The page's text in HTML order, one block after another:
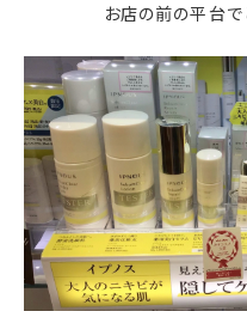
お店の前の平台